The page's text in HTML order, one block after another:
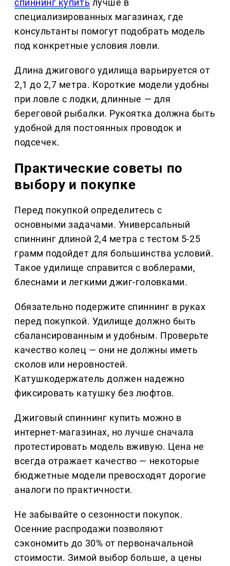
спиннинг купить лучше в
специализированных магазинах, где
консультанты помогут подобрать модель
под конкретные условия ловли.
Длина джигового удилища варьируется от
2,1 до 2,7 метра. Короткие модели удобны
при ловле с лодки, длинные — для
береговой рыбалки. Рукоятка должна быть
удобной для постоянных проводок и
подсечек.
Практические советы по
выбору и покупке
Перед покупкой определитесь с
основными задачами. Универсальный
спиннинг длиной 2,4 метра с тестом 5-25
грамм подойдет для большинства условий.
Такое удилище справится с воблерами,
блеснами и легкими джиг-головками.
Обязательно подержите спиннинг в руках
перед покупкой. Удилище должно быть
сбалансированным и удобным. Проверьте
качество колец — они не должны иметь
сколов или неровностей.
Катушкодержатель должен надежно
фиксировать катушку без люфтов.
Джиговый спиннинг купить можно в
интернет-магазинах, но лучше сначала
протестировать модель вживую. Цена не
всегда отражает качество — некоторые
бюджетные модели превосходят дорогие
аналоги по практичности.
Не забывайте о сезонности покупок.
Осенние распродажи позволяют
сэкономить до 30% от первоначальной
стоимости. Зимой выбор больше, а цены